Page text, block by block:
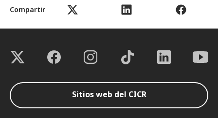
Compartir
Sitios web del CICR